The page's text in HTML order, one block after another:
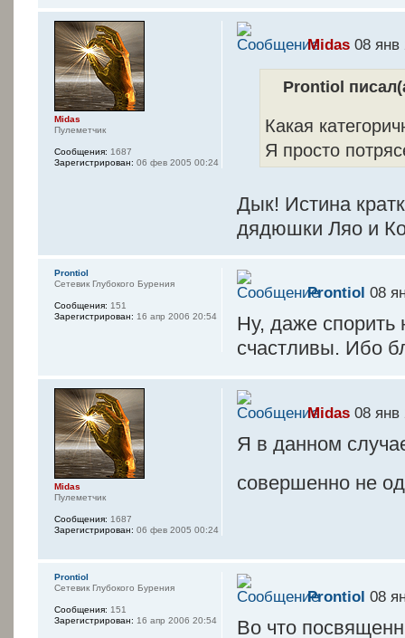
Midas 08 янв
Prontiol
Какая
Я просто
Дык! Истина
дядюшки Ляо и
Midas
Пулеметчик
Сообщения: 1687
Зарегистрирован: 06 фев 2005 00:24
Prontiol 08
Ну, даже спорить
счастливы. Ибо
Prontiol
Сетевик Глубокого Бурения
Сообщения: 151
Зарегистрирован: 16 апр 2006 20:54
Midas 08 янв
Я в данном
совершенно не
Midas
Пулеметчик
Сообщения: 1687
Зарегистрирован: 06 фев 2005 00:24
Prontiol 08
Во что
Prontiol
Сетевик Глубокого Бурения
Сообщения: 151
Зарегистрирован: 16 апр 2006 20:54